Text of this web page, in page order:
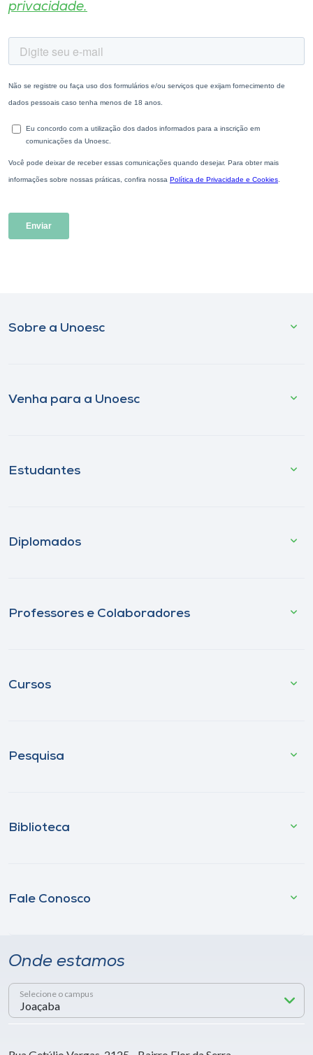
privacidade.
Sobre a Unoesc
Venha para a Unoesc
Estudantes
Diplomados
Professores e Colaboradores
Cursos
Pesquisa
Biblioteca
Fale Conosco
Onde estamos
Selecione o campus